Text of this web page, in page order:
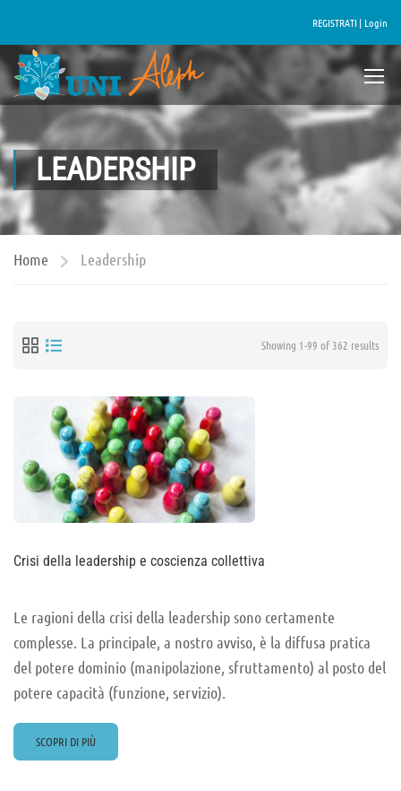
REGISTRATI | Login
LEADERSHIP
Home Leadership
Showing 1-99 of 362 results
Crisi della leadership e coscienza collettiva
Le ragioni della crisi della leadership sono certamente
complesse. La principale, a nostro avviso, è la diffusa pratica
del potere dominio (manipolazione, sfruttamento) al posto del
potere capacità (funzione, servizio).
READ
MORE
SCOPRI DI PIÙ